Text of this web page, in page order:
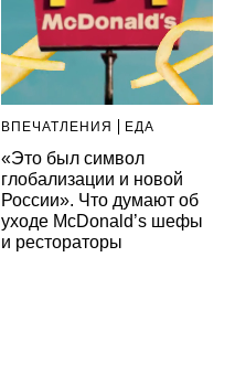
ВПЕЧАТЛЕНИЯ ЕДА
«Это был символ
глобализации и новой
России». Что думают об
уходе McDonald’s шефы
и рестораторы